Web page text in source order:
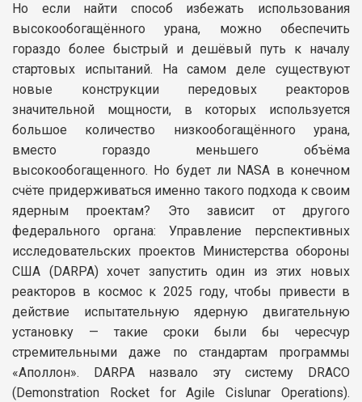
Но если найти способ избежать использования
высокообогащённого урана, можно обеспечить
гораздо более быстрый и дешёвый путь к началу
стартовых испытаний. На самом деле существуют
новые конструкции передовых реакторов
значительной мощности, в которых используется
большое количество низкообогащённого урана,
вместо гораздо меньшего объёма
высокообогащенного. Но будет ли NASA в конечном
счёте придерживаться именно такого подхода к своим
ядерным проектам? Это зависит от другого
федерального органа: Управление перспективных
исследовательских проектов Министерства обороны
США (DARPA) хочет запустить один из этих новых
реакторов в космос к 2025 году, чтобы привести в
действие испытательную ядерную двигательную
установку — такие сроки были бы чересчур
стремительными даже по стандартам программы
«Аполлон». DARPA назвало эту систему DRACO
(Demonstration Rocket for Agile Cislunar Operations).